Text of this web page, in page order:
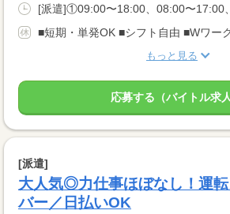
もっと見る
応募する（バイトル求人
[派遣]
大人気◎力仕事ほぼなし！運
バー／日払いOK